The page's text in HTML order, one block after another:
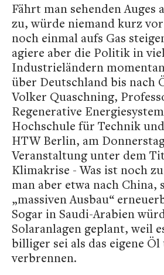
Fährt man sehenden Auges
zu, würde niemand kurz
noch einmal aufs Gas
agiere aber die Politik in
Industrieländern
über Deutschland bis nach
Volker Quaschning,
Regenerative
Hochschule für Technik
HTW Berlin, am
Veranstaltung unter dem
Klimakrise - Was ist noch
man aber etwa nach China,
„massiven Ausbau“
Sogar in Saudi-Arabien
Solaranlagen geplant, weil
billiger sei als das eigene Öl
verbrennen.